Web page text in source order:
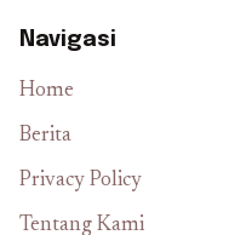
Navigasi
Home
Berita
Privacy Policy
Tentang Kami